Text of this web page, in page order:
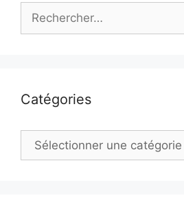
Catégories
Catégories